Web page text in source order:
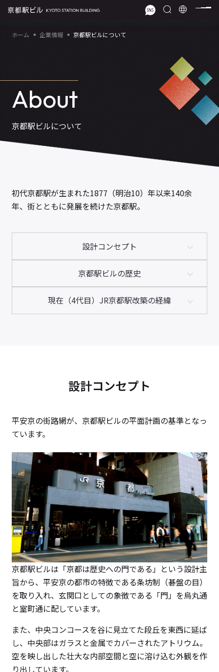
ホーム 企業情報 京都駅ビルについて
About
京都駅ビルについて
初代京都駅が生まれた1877（明治10）年以来140余
年、街とともに発展を続けた京都駅。
設計コンセプト
京都駅ビルの歴史
現在（4代目）JR京都駅改築の経緯
設計コンセプト
平安京の街路網が、京都駅ビルの平面計画の基準となっ
ています。
京都駅ビルは「京都は歴史への門である」という設計主
旨から、平安京の都市の特徴である条坊制（碁盤の目）
を取り入れ、玄関口としての象徴である「門」を烏丸通
と室町通に配しています。
また、中央コンコースを谷に見立てた段丘を東西に延ば
し、中央部はガラスと金属でカバーされたアトリウム。
空を映し出した壮大な内部空間と空に溶け込む外観を作
り出しています。